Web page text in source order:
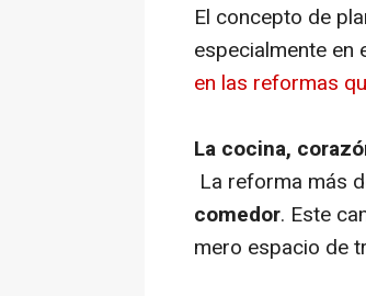
El concepto de
especialmente en
en las reformas
La cocina,
La reforma más
comedor. Este
mero espacio de